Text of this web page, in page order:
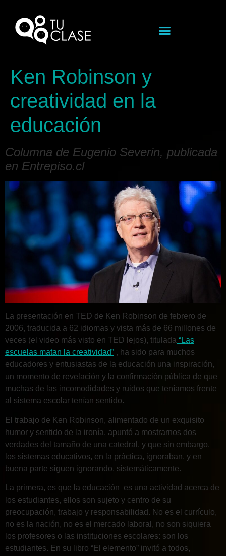
Ken Robinson y
creatividad en la
educación
Columna de Eugenio Severin, publicada
en Entrepiso.cl
La presentación en TED de Ken Robinson de febrero de
2006, traducida a 62 idiomas y vista más de 66 millones de
veces (el video más visto en TED lejos), titulada “Las
escuelas matan la creatividad” , ha sido para muchos
educadores y entusiastas de la educación una inspiración,
un momento de revelación y la confirmación pública de que
muchas de las incomodidades y ruidos que teníamos frente
al sistema escolar tenían sentido.
El trabajo de Ken Robinson, alimentado de un exquisito
humor y sentido de la ironía, apuntó a mostrarnos dos
verdades del tamaño de una catedral, y que sin embargo,
los sistemas educativos, en la práctica, ignoraban, y en
buena parte siguen ignorando, sistemáticamente.
La primera, es que la educación es una actividad acerca de
los estudiantes, ellos son sujeto y centro de su
preocupación, trabajo y responsabilidad. No es el currículo,
no es la nación, no es el mercado laboral, no son siquiera
los profesores o las instituciones escolares: son los
estudiantes. En su libro “El elemento” invitó a todos,